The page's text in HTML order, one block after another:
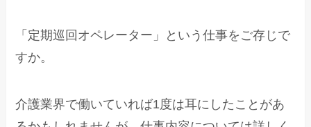
「定期巡回オペレーター」という仕事をご存じで
すか。
介護業界で働いていれば1度は耳にしたことがあ